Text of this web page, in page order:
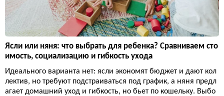
Ясли или няня: что выбрать для ребенка? Сравниваем сто
имость, социализацию и гибкость ухода
Идеального варианта нет: ясли экономят бюджет и дают кол
лектив, но требуют подстраиваться под график, а няня предл
агает домашний уход и гибкость, но бьет по кошельку. Выбо